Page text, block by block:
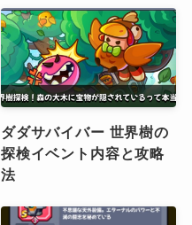
ダダサバイバー 世界樹の
探検イベント内容と攻略
法